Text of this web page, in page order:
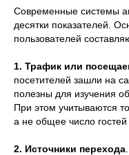
Современные системы
десятки показателей.
пользователей
1. Трафик или
посетителей зашли на
полезны для изучения
При этом учитываются
а не общее число
2. Источники перехода